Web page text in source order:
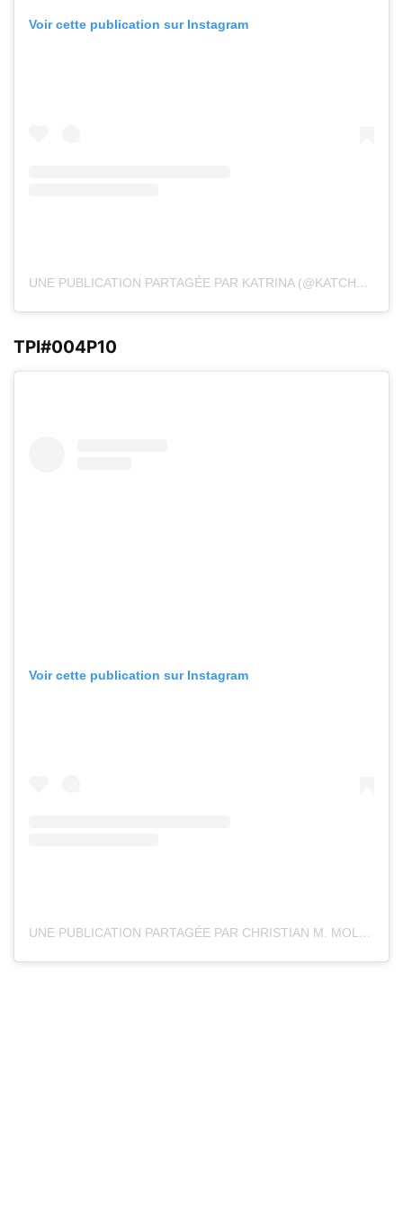
Voir cette publication sur Instagram
UNE PUBLICATION PARTAGÉE PAR KATRINA (@KATCHUL8R_FPV)
TPI#004P10
Voir cette publication sur Instagram
UNE PUBLICATION PARTAGÉE PAR CHRISTIAN M. MOLLICA (@VESPULAFPV)